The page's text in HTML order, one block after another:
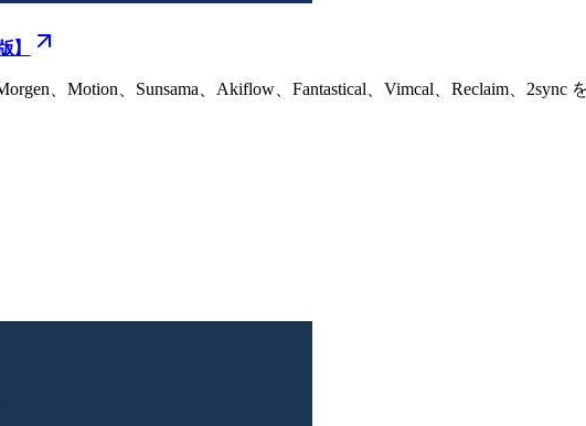
、Motion、Sunsama、Akiflow、Fantastical、Vimcal、Reclaim、2sync